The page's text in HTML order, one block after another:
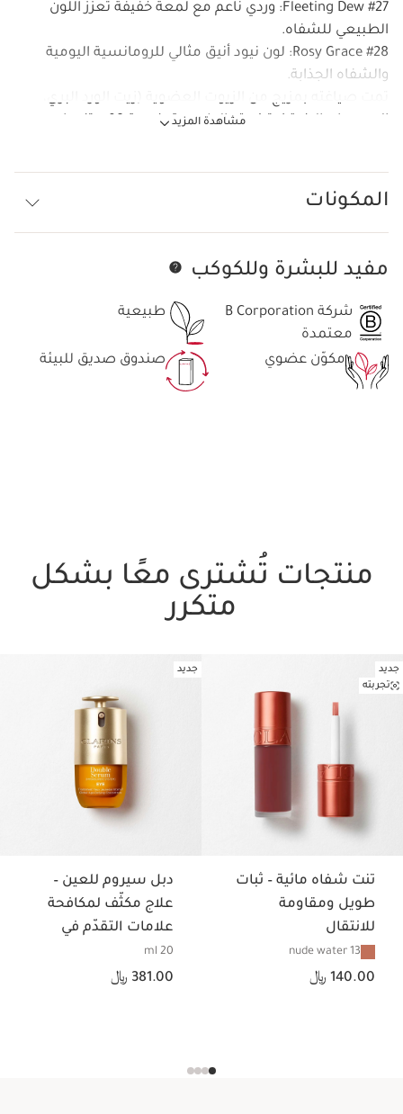
مشاهدة المزيد
#27 Fleeting Dew: وردي ناعم مع لمعة خفيفة تعزز اللون
الطبيعي للشفاه.
#28 Rosy Grace: لون نيود أنيق مثالي للرومانسية اليومية
والشفاه الجذابة.
تمت صياغته بمزيج من الزيوت العضوية (زيت الورد البري،
هذا الزيت المجرب والمحبوب يغذي ويرطب الشفاه ليمنحها
مظهرًا ممتلئًا وجميلاً حتى بدون مكياج. كما أن العبوة
مصنوعة في فرنسا بنسبة 40% من البلاستيك المعاد تدويره
لدعم الجمال المستدام.
المكونات
مفيد للبشرة وللكوكب
شركة B Corporation
معتمدة
طبيعية
مكوّن عضوي صندوق صديق للبيئة
منتجات تُشترى معًا بشكل
متكرر
جديد
تجربته
تنت شفاه مائية – ثبات
طويل ومقاومة
للانتقال
13 nude water
السعر الحالي هو 140.00 ﷼
140.00 ﷼
جديد
دبل سيروم للعين –
علاج مكثّف لمكافحة
علامات التقدّم في
السن لمنطقة العين
20 ml
السعر الحالي هو 381.00 ﷼
381.00 ﷼